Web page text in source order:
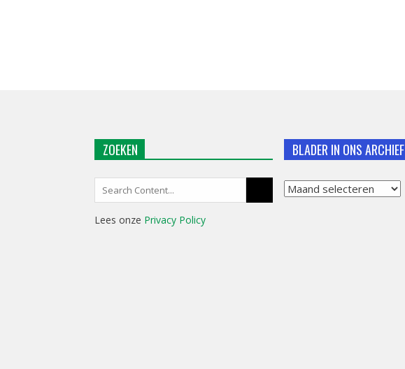
ZOEKEN
Lees onze Privacy Policy
BLADER IN ONS ARCHIEF
Blader